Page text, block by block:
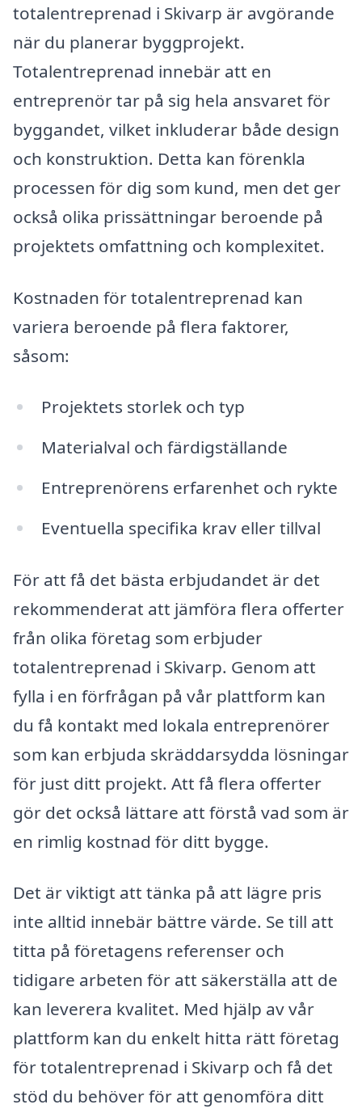
totalentreprenad i Skivarp är avgörande
när du planerar byggprojekt.
Totalentreprenad innebär att en
entreprenör tar på sig hela ansvaret för
byggandet, vilket inkluderar både design
och konstruktion. Detta kan förenkla
processen för dig som kund, men det ger
också olika prissättningar beroende på
projektets omfattning och komplexitet.
Kostnaden för totalentreprenad kan
variera beroende på flera faktorer,
såsom:
Projektets storlek och typ
Materialval och färdigställande
Entreprenörens erfarenhet och rykte
Eventuella specifika krav eller tillval
För att få det bästa erbjudandet är det
rekommenderat att jämföra flera offerter
från olika företag som erbjuder
totalentreprenad i Skivarp. Genom att
fylla i en förfrågan på vår plattform kan
du få kontakt med lokala entreprenörer
som kan erbjuda skräddarsydda lösningar
för just ditt projekt. Att få flera offerter
gör det också lättare att förstå vad som är
en rimlig kostnad för ditt bygge.
Det är viktigt att tänka på att lägre pris
inte alltid innebär bättre värde. Se till att
titta på företagens referenser och
tidigare arbeten för att säkerställa att de
kan leverera kvalitet. Med hjälp av vår
plattform kan du enkelt hitta rätt företag
för totalentreprenad i Skivarp och få det
stöd du behöver för att genomföra ditt